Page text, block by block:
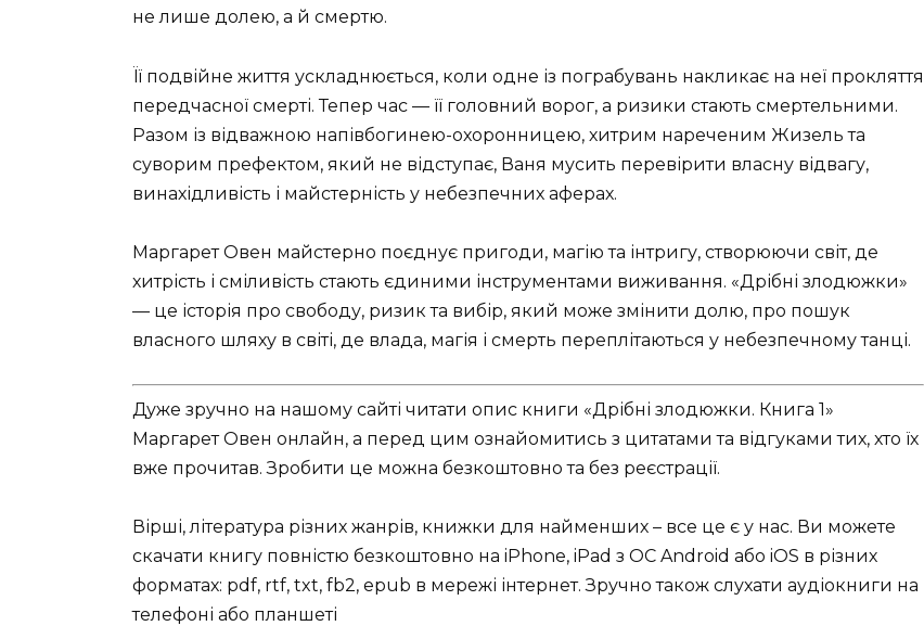
не лише долею, а й смертю.
Її подвійне життя ускладнюється, коли одне із пограбувань накликає на неї прокляття
передчасної смерті. Тепер час — її головний ворог, а ризики стають смертельними.
Разом із відважною напівбогинею-охоронницею, хитрим нареченим Жизель та
суворим префектом, який не відступає, Ваня мусить перевірити власну відвагу,
винахідливість і майстерність у небезпечних аферах.
Маргарет Овен майстерно поєднує пригоди, магію та інтригу, створюючи світ, де
хитрість і сміливість стають єдиними інструментами виживання. «Дрібні злодюжки»
— це історія про свободу, ризик та вибір, який може змінити долю, про пошук
власного шляху в світі, де влада, магія і смерть переплітаються у небезпечному танці.
Дуже зручно на нашому сайті читати опис книги «Дрібні злодюжки. Книга 1»
Маргарет Овен онлайн, а перед цим ознайомитись з цитатами та відгуками тих, хто їх
вже прочитав. Зробити це можна безкоштовно та без реєстрації.
Вірші, література різних жанрів, книжки для найменших – все це є у нас. Ви можете
скачати книгу повністю безкоштовно на iPhone, iPad з ОС Android або iOS в різних
форматах: pdf, rtf, txt, fb2, epub в мережі інтернет. Зручно також слухати аудіокниги на
телефоні або планшеті